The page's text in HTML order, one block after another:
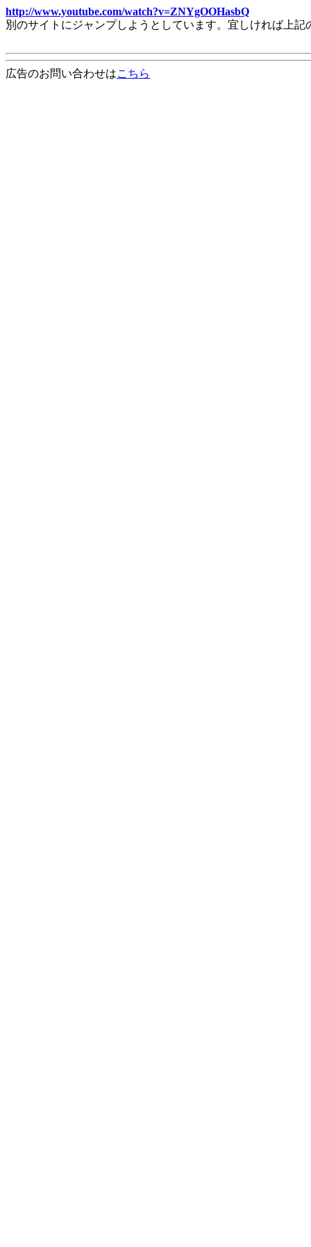
http://www.youtube.com/watch?v=ZNYgOOHasbQ
別のサイトにジャンプしようとしています。宜しければ上
広告のお問い合わせはこちら